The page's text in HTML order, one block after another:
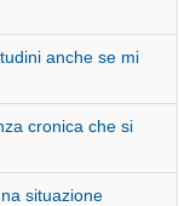
anche se mi
cronica che si
situazione